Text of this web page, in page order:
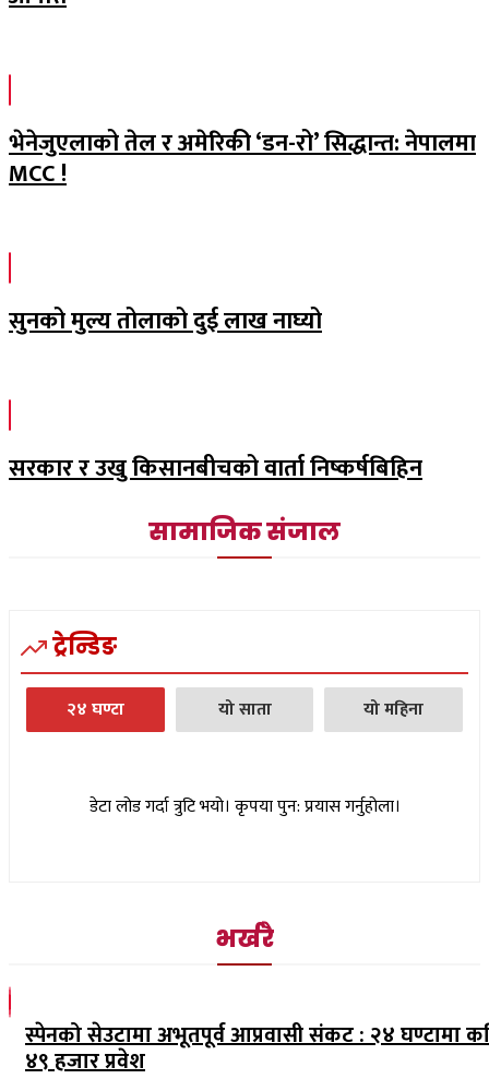
भेनेजुएलाको तेल र अमेरिकी ‘डन-रो’ सिद्धान्त: नेपालमा
MCC !
सुनको मुल्य तोलाको दुई लाख नाघ्यो
सरकार र उखु किसानबीचको वार्ता निष्कर्षबिहिन
सामाजिक संजाल
ट्रेन्डिङ
२४ घण्टा यो साता यो महिना
डेटा लोड गर्दा त्रुटि भयो। कृपया पुन: प्रयास गर्नुहोला।
भर्खरै
स्पेनको सेउटामा अभूतपूर्व आप्रवासी संकट : २४ घण्टामा
४९ हजार प्रवेश